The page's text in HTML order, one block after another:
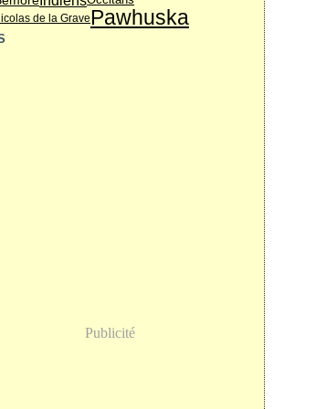
de la GravePawhuska
Publicité